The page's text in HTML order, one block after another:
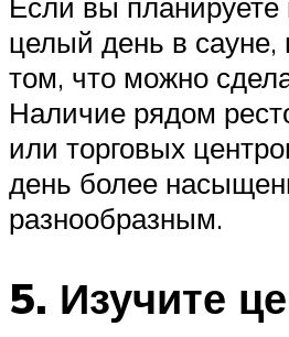
Если вы планируете
целый день в сауне,
том, что можно
Наличие рядом
или торговых
день более
разнообразным.
5. Изучите